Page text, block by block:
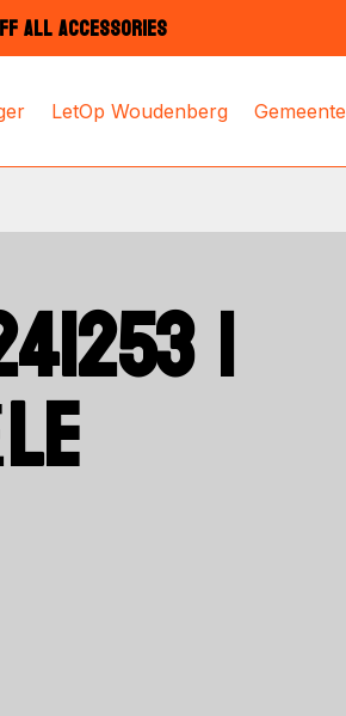
ALL ACCESSORIES
LetOp Woudenberg Gemeente
|